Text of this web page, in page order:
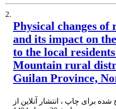
2.
Physical changes of
and its impact on
to the local
Mountain rural
Guilan Province,
شده برای چاپ ، انتشار آنلاین از